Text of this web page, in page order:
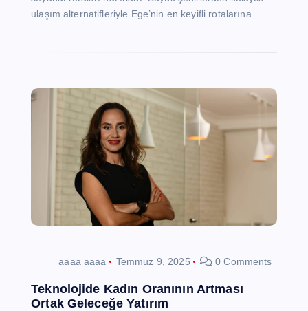
ulaşım alternatifleriyle Ege’nin en keyifli rotalarına…
aaaa aaaa Temmuz 9, 2025 0 Comments
Teknolojide Kadın Oranının Artması
Ortak Geleceğe Yatırım